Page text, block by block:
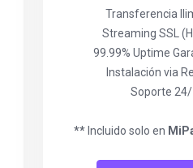
Transferencia
Streaming SSL
99.99% Uptime
Instalación via
Soporte
**Incluido solo en